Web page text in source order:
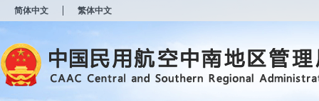
简体中文 繁体中文
开
无
障